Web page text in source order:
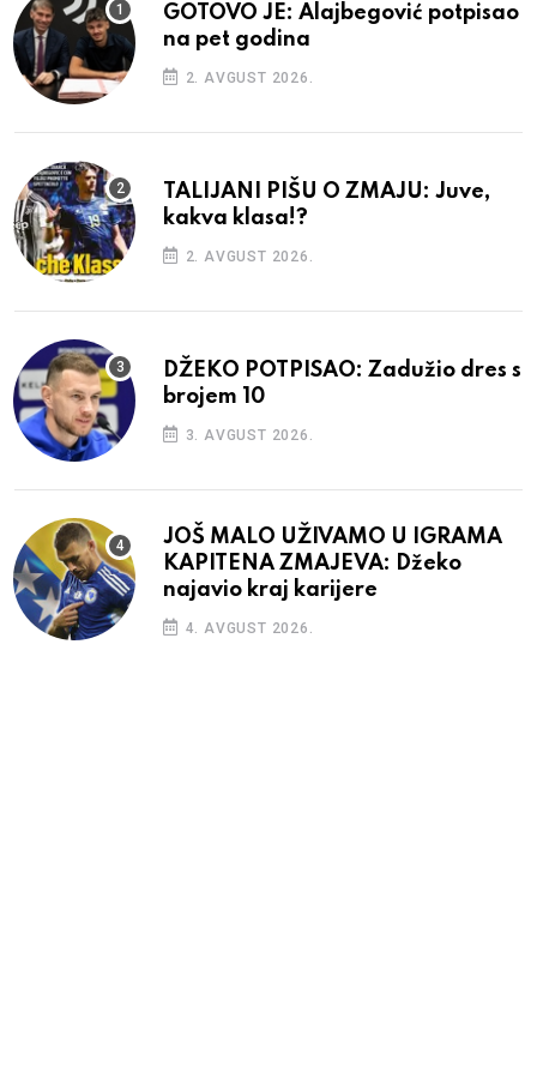
GOTOVO JE: Alajbegović potpisao
na pet godina
2. AVGUST 2026.
TALIJANI PIŠU O ZMAJU: Juve,
kakva klasa!?
2. AVGUST 2026.
DŽEKO POTPISAO: Zadužio dres s
brojem 10
3. AVGUST 2026.
JOŠ MALO UŽIVAMO U IGRAMA
KAPITENA ZMAJEVA: Džeko
najavio kraj karijere
4. AVGUST 2026.